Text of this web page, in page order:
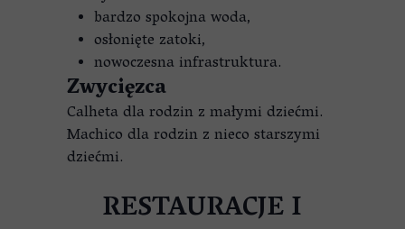
bardzo spokojna woda,
osłonięte zatoki,
nowoczesna infrastruktura.
Zwycięzca
Calheta dla rodzin z małymi dziećmi.
Machico dla rodzin z nieco starszymi
dziećmi.
RESTAURACJE I